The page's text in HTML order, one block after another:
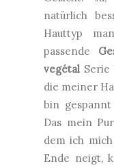
natürlich
Hauttyp
passende
vegétal Serie
die meiner
bin
Das mein
dem ich
Ende neigt,